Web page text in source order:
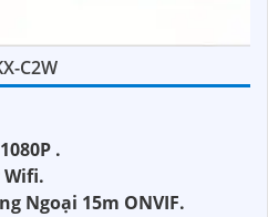
C2W
.
Wifi.
Ngoại 15m ONVIF.